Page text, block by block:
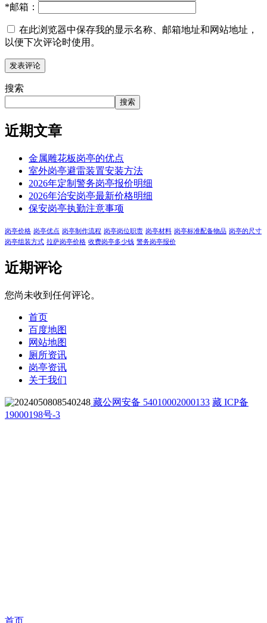
*邮箱：
在此浏览器中保存我的显示名称、邮箱地址和网站地址，
以便下次评论时使用。
搜索
搜索
近期文章
金属雕花板岗亭的优点
室外岗亭避雷装置安装方法
2026年定制警务岗亭报价明细
2026年治安岗亭最新价格明细
保安岗亭执勤注意事项
岗亭价格 岗亭优点 岗亭制作流程 岗亭岗位职责 岗亭材料 岗亭标准配备物品 岗亭的尺寸
岗亭组装方式 拉萨岗亭价格 收费岗亭多少钱 警务岗亭报价
近期评论
您尚未收到任何评论。
首页
百度地图
网站地图
厕所资讯
岗亭资讯
关于我们
藏公网安备 54010002000133 藏 ICP备
19000198号-3
首页